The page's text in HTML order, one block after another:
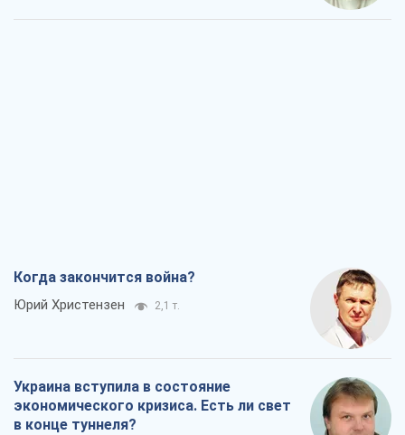
Когда закончится война?
Юрий Христензен 2,1 т.
Украина вступила в состояние
экономического кризиса. Есть ли свет
в конце туннеля?